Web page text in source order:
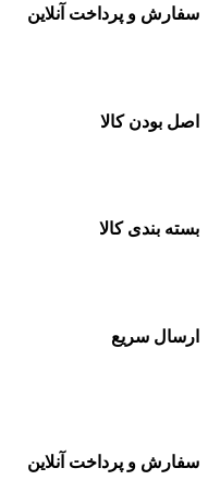
سفارش و پرداخت آنلاین
اصل بودن کالا
بسته بندی کالا
ارسال سریع
سفارش و پرداخت آنلاین